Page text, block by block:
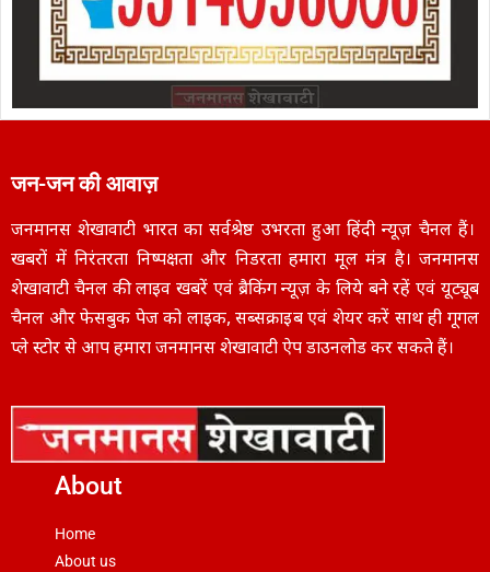
जन-जन की आवाज़
जनमानस शेखावाटी भारत का सर्वश्रेष्ठ उभरता हुआ हिंदी न्यूज़ चैनल हैं।
खबरों में निरंतरता निष्पक्षता और निडरता हमारा मूल मंत्र है। जनमानस
शेखावाटी चैनल की लाइव खबरें एवं ब्रैकिंग न्यूज़ के लिये बने रहें एवं यूट्यूब
चैनल और फेसबुक पेज को लाइक, सब्सक्राइब एवं शेयर करें साथ ही गूगल
प्ले स्टोर से आप हमारा जनमानस शेखावाटी ऐप डाउनलोड कर सकते हैं।
About
Home
About us